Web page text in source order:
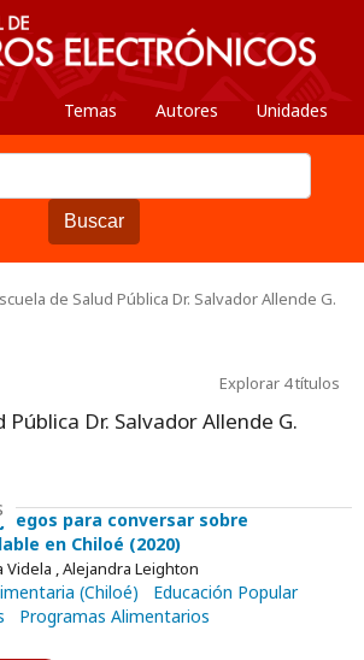
Temas Autores Unidades
Buscar
de Salud Pública Dr. Salvador Allende G.
Explorar 4 títulos
Pública Dr. Salvador Allende G.
para conversar sobre
en Chiloé (2020)
Videla , Alejandra Leighton
(Chiloé)
Educación Popular
Programas Alimentarios